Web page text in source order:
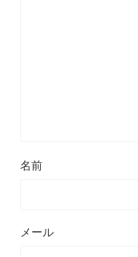
名前
メール